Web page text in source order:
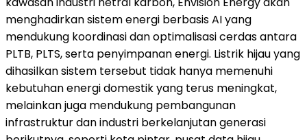
menghadirkan sistem energi berbasis AI yang
mendukung koordinasi dan optimalisasi cerdas antara
PLTB, PLTS, serta penyimpanan energi. Listrik hijau yang
dihasilkan sistem tersebut tidak hanya memenuhi
kebutuhan energi domestik yang terus meningkat,
melainkan juga mendukung pembangunan
infrastruktur dan industri berkelanjutan generasi